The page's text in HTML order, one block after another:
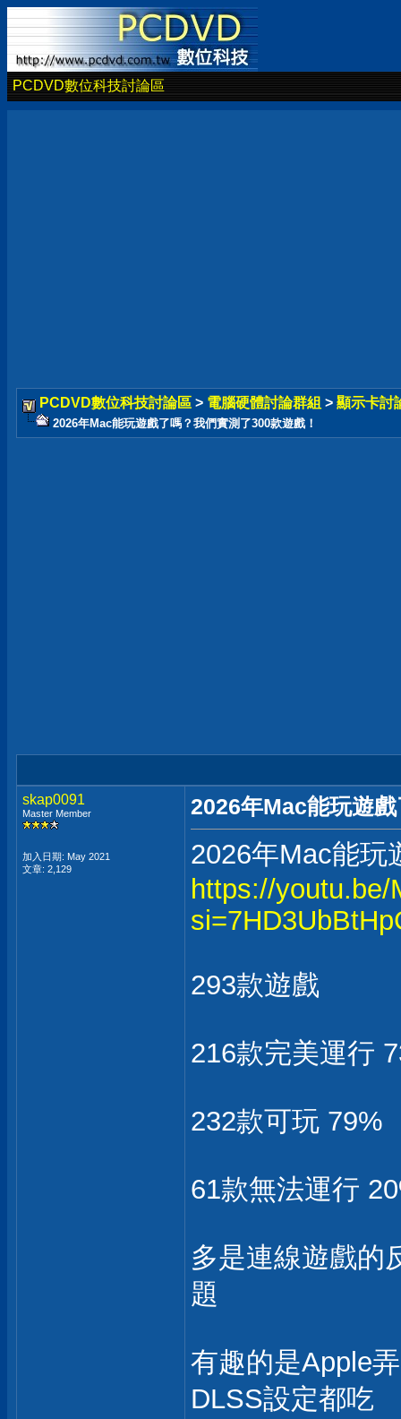
PCDVD數位科技討論區
PCDVD數位科技討論區 > 電腦硬體討論群組 > 顯示卡討
2026年Mac能玩遊戲了嗎？我們實測了300款遊戲！
skap0091
Master Member
加入日期: May 2021
文章: 2,129
2026年Mac能玩遊
2026年Mac能玩
https://
293款遊戲
216款完美運行
232款可玩 79%
61款無法運行
多是連線遊戲的
題
有趣的是Apple
DLSS設定都吃